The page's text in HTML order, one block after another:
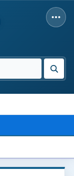
IŠČI